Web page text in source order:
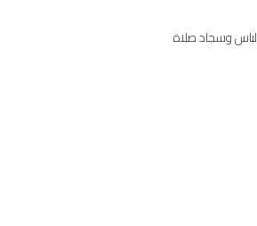
لباس وسجاد صلاة